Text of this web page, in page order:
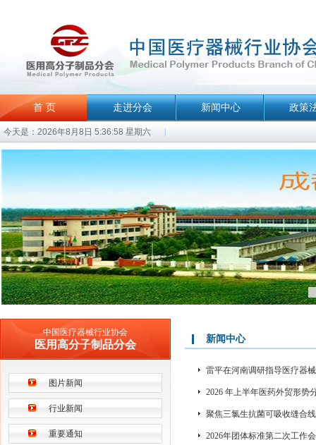
首 页
今天是：2026年8月8日 5:36:58 星期六
走进分会 新闻中心 政策
中国医疗器械行业协会
医用高分子制品分会
图片新闻
行业新闻
重要通知
新闻中心
雷平在河南调研指导医疗器
2026 年上半年医药外贸形势
聚焦三氯生抗菌可吸收缝合
2026年团体标准第二次工作